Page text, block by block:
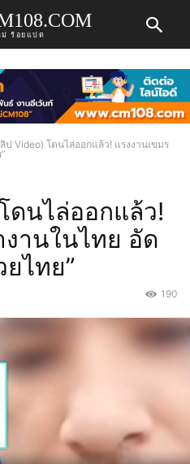
ม่ ร้อยแปด
ป Video) โดนไล่ออกแล้ว! แรงงานเขมร
ดนไล่ออกแล้ว!
งานในไทย อัด
ไทย”
190